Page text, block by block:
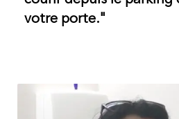
votre porte."